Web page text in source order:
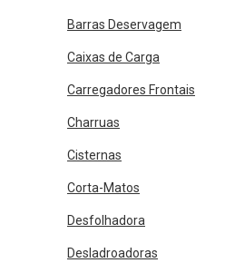
Barras Deservagem
Caixas de Carga
Carregadores Frontais
Charruas
Cisternas
Corta-Matos
Desfolhadora
Desladroadoras